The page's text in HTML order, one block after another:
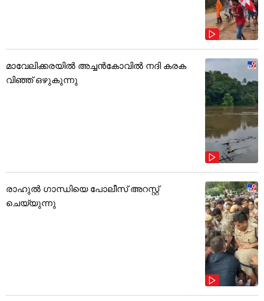
മാവേലിക്കരയിൽ അച്ചൻകോവിൽ നദി കരക
വിഞ്ഞ് ഒഴുകുന്നു
രാഹുൽ ഗാന്ധിയെ പോലീസ് അറസ്റ്റ്
ചെയ്യുന്നു